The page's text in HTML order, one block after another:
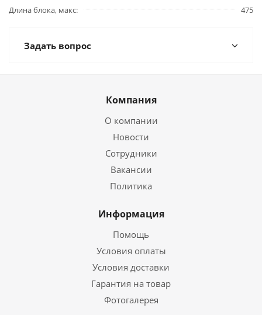
Длина блока, макс
475
Задать вопрос
Компания
О компании
Новости
Сотрудники
Вакансии
Политика
Информация
Помощь
Условия оплаты
Условия доставки
Гарантия на товар
Фотогалерея